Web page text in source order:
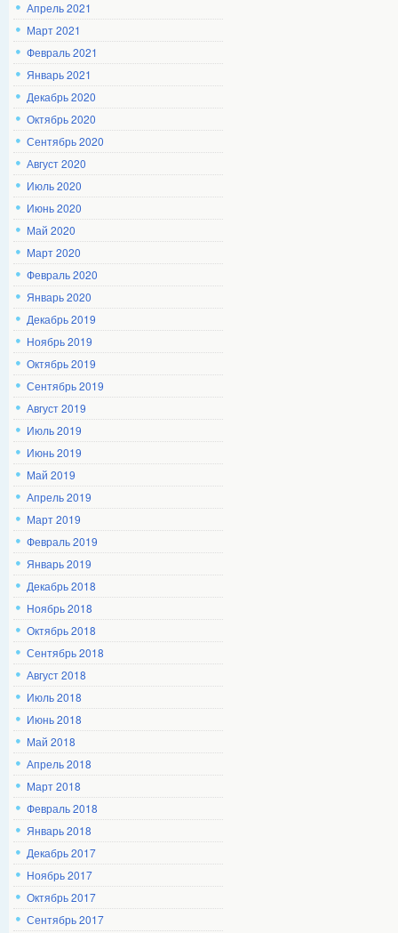
Апрель 2021
Март 2021
Февраль 2021
Январь 2021
Декабрь 2020
Октябрь 2020
Сентябрь 2020
Август 2020
Июль 2020
Июнь 2020
Май 2020
Март 2020
Февраль 2020
Январь 2020
Декабрь 2019
Ноябрь 2019
Октябрь 2019
Сентябрь 2019
Август 2019
Июль 2019
Июнь 2019
Май 2019
Апрель 2019
Март 2019
Февраль 2019
Январь 2019
Декабрь 2018
Ноябрь 2018
Октябрь 2018
Сентябрь 2018
Август 2018
Июль 2018
Июнь 2018
Май 2018
Апрель 2018
Март 2018
Февраль 2018
Январь 2018
Декабрь 2017
Ноябрь 2017
Октябрь 2017
Сентябрь 2017